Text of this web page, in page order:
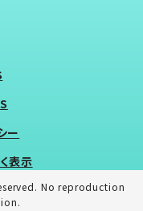
ー
表示
No reproduction